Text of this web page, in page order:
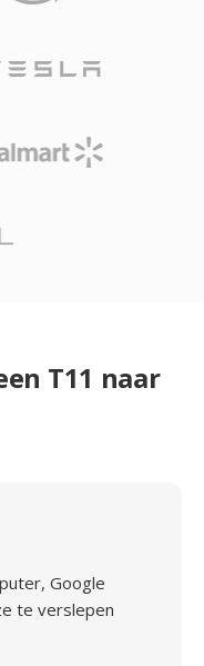
T11 naar
Google
te verslepen